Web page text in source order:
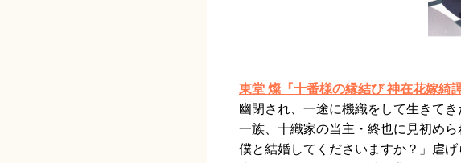
東堂 燦『十番様の縁結び 神在花嫁綺譚
幽閉され、一途に機織をして生きて
一族、十織家の当主・終也に見初め
僕と結婚してくださいますか？」虐